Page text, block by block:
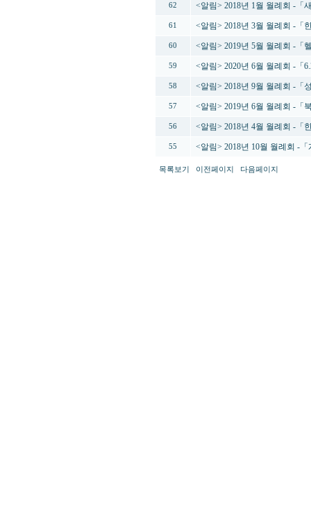
62 <알림> 2018년 1월 월례회 -「
61 <알림> 2018년 3월 월례회 -「
60 <알림> 2019년 5월 월례회 -「
59 <알림> 2020년 6월 월례회 -「
58 <알림> 2018년 9월 월례회 -「
57 <알림> 2019년 6월 월례회 -「
56 <알림> 2018년 4월 월례회 -「
55 <알림> 2018년 10월 월례회 -
목록보기 이전페이지 다음페이지